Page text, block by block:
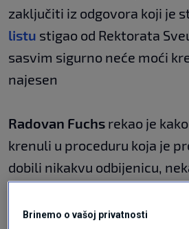
zaključiti iz odgovora koji je
listu stigao od Rektorata
sasvim sigurno neće moći
najesen
Radovan Fuchs rekao je
krenuli u proceduru koja je
dobili nikakvu odbijenicu,
fakulteta, nakon što
Brinemo o vašoj privatnosti